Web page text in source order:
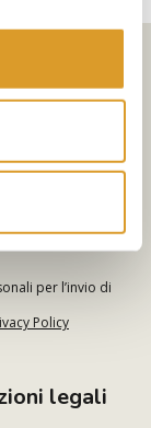
di posta
per l’invio di
Policy
legali